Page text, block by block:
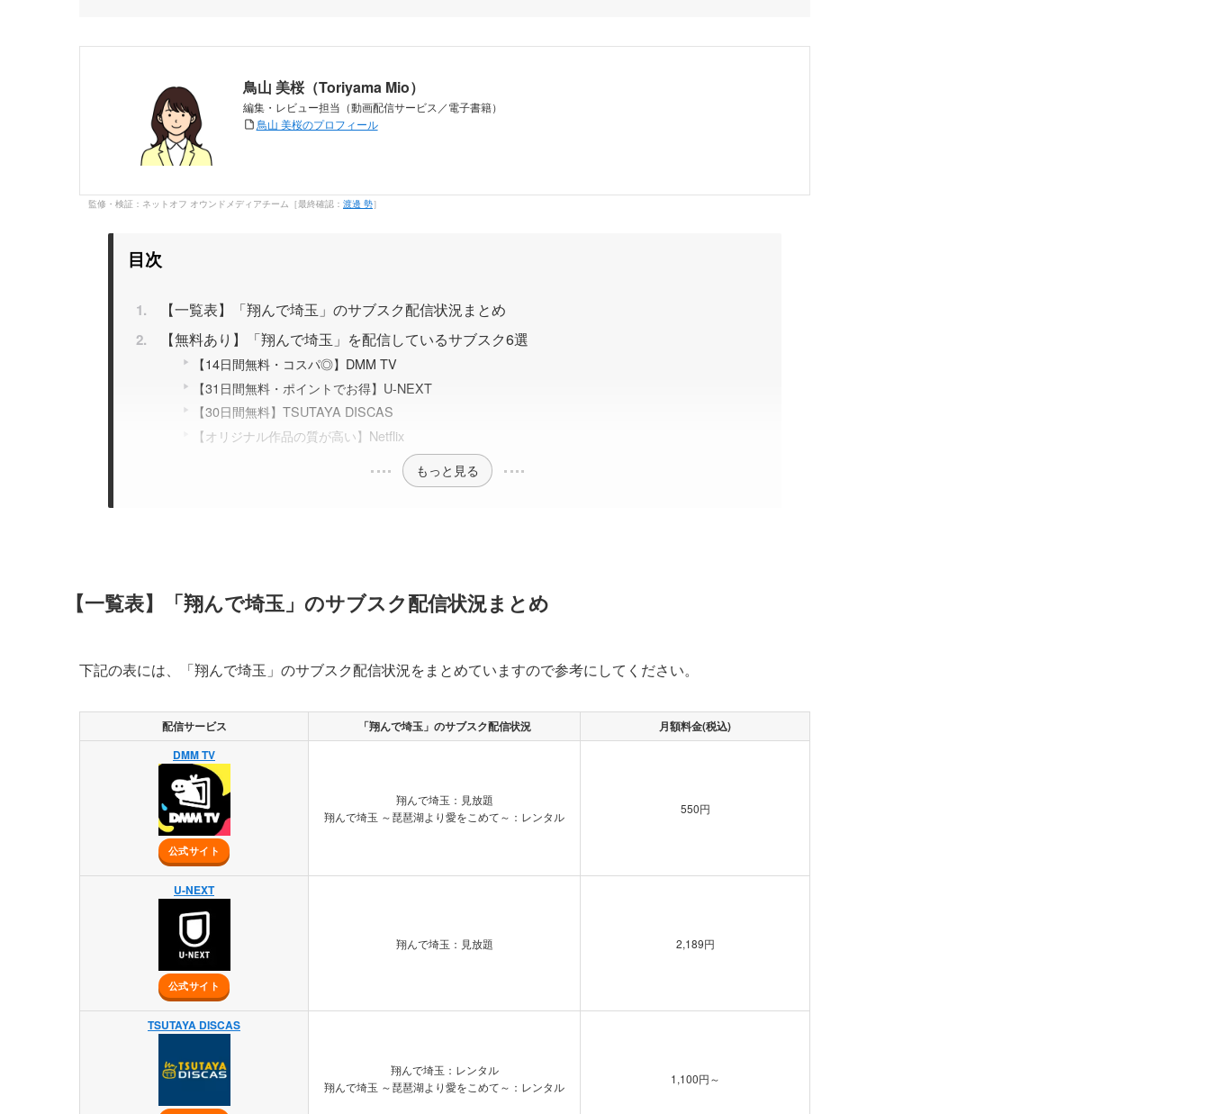
鳥山 美桜（Toriyama Mio）
編集・レビュー担当（動画配信サービス／電子書籍）
鳥山 美桜のプロフィール
監修・検証：ネットオフ オウンドメディアチーム［最終確認： 渡邊 勢］
目次
【一覧表】「翔んで埼玉」のサブスク配信状況まとめ
【無料あり】「翔んで埼玉」を配信しているサブスク6選
【14日間無料・コスパ◎】DMM TV
【31日間無料・ポイントでお得】U-NEXT
【30日間無料】TSUTAYA DISCAS
【オリジナル作品の質が高い】Netflix
もっと見る
【一覧表】「翔んで埼玉」のサブスク配信状況まとめ
下記の表には、「翔んで埼玉」のサブスク配信状況をまとめていますので参考にしてください。
配信サービス 「翔んで埼玉」のサブスク配信状況
月額料金(税込)
DMM TV
公式サイト
翔んで埼玉：見放題
翔んで埼玉 ～琵琶湖より愛をこめて～：レンタル
550円
U-NEXT
公式サイト
翔んで埼玉：見放題 2,189円
TSUTAYA DISCAS
翔んで埼玉：レンタル
翔んで埼玉 ～琵琶湖より愛をこめて～：レンタル
1,100円～